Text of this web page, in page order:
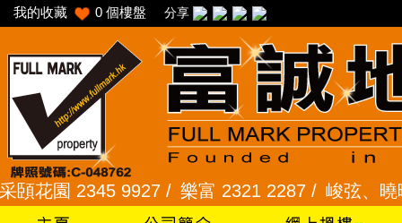
我的收藏 0 個樓盤 分享
園 2345 9927 /樂富 2321 2287 / 峻弦、曉暉